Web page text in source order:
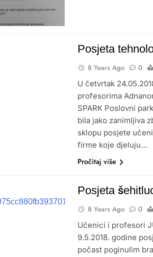
Posjeta
8 Years Ago 0
U četvrtak
profesorima
SPARK Poslovni
bila jako zanimljiva
sklopu posjete
firme koje djeluju…
Pročitaj više
Posjeta
8 Years Ago 0
Učenici i profesori
9.5.2018. godine
počast poginulim